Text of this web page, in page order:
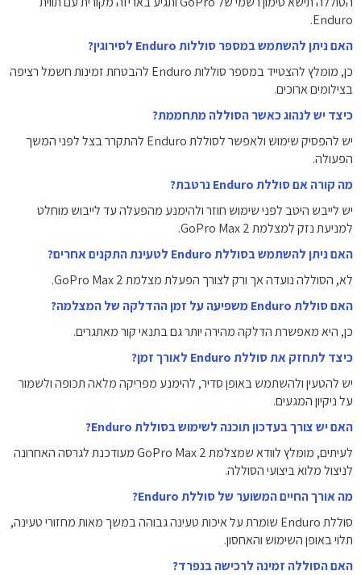
Enduro.
האם ניתן להשתמש במספר סוללות Enduro לסירוגין?
כן, מומלץ להצטייד במספר סוללות Enduro להבטחת זמינות חשמל רציפה
בצילומים ארוכים.
כיצד יש לנהוג כאשר הסוללה מתחממת?
יש להפסיק שימוש ולאפשר לסוללת Enduro להתקרר בצל לפני המשך
הפעולה.
מה קורה אם סוללת Enduro נרטבת?
יש לייבש היטב לפני שימוש חוזר ולהימנע מהפעלה עד לייבוש מוחלט
למניעת נזק למצלמת GoPro Max 2.
האם ניתן להשתמש בסוללת Enduro לטעינת התקנים אחרים?
לא, הסוללה נועדה אך ורק לצורך הפעלת מצלמת GoPro Max 2.
האם סוללת Enduro משפיעה על זמן ההדלקה של המצלמה?
כן, היא מאפשרת הדלקה מהירה יותר גם בתנאי קור מאתגרים.
כיצד לתחזק את סוללת Enduro לאורך זמן?
יש להטעין ולהשתמש באופן סדיר, להימנע מפריקה מלאה תכופה ולשמור
על ניקיון המגעים.
האם יש צורך בעדכון תוכנה לשימוש בסוללת Enduro?
לעיתים, מומלץ לוודא שמצלמת GoPro Max 2 מעודכנת לגרסה האחרונה
לניצול מלוא ביצועי הסוללה.
מה אורך החיים המשוער של סוללת Enduro?
סוללת Enduro שומרת על איכות טעינה גבוהה במשך מאות מחזורי טעינה,
תלוי באופן השימוש והאחסון.
האם הסוללה זמינה לרכישה בנפרד?